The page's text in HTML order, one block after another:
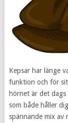
Kepsar har länge
funktion och för
hörnet är det
som både håller
spännande mix av